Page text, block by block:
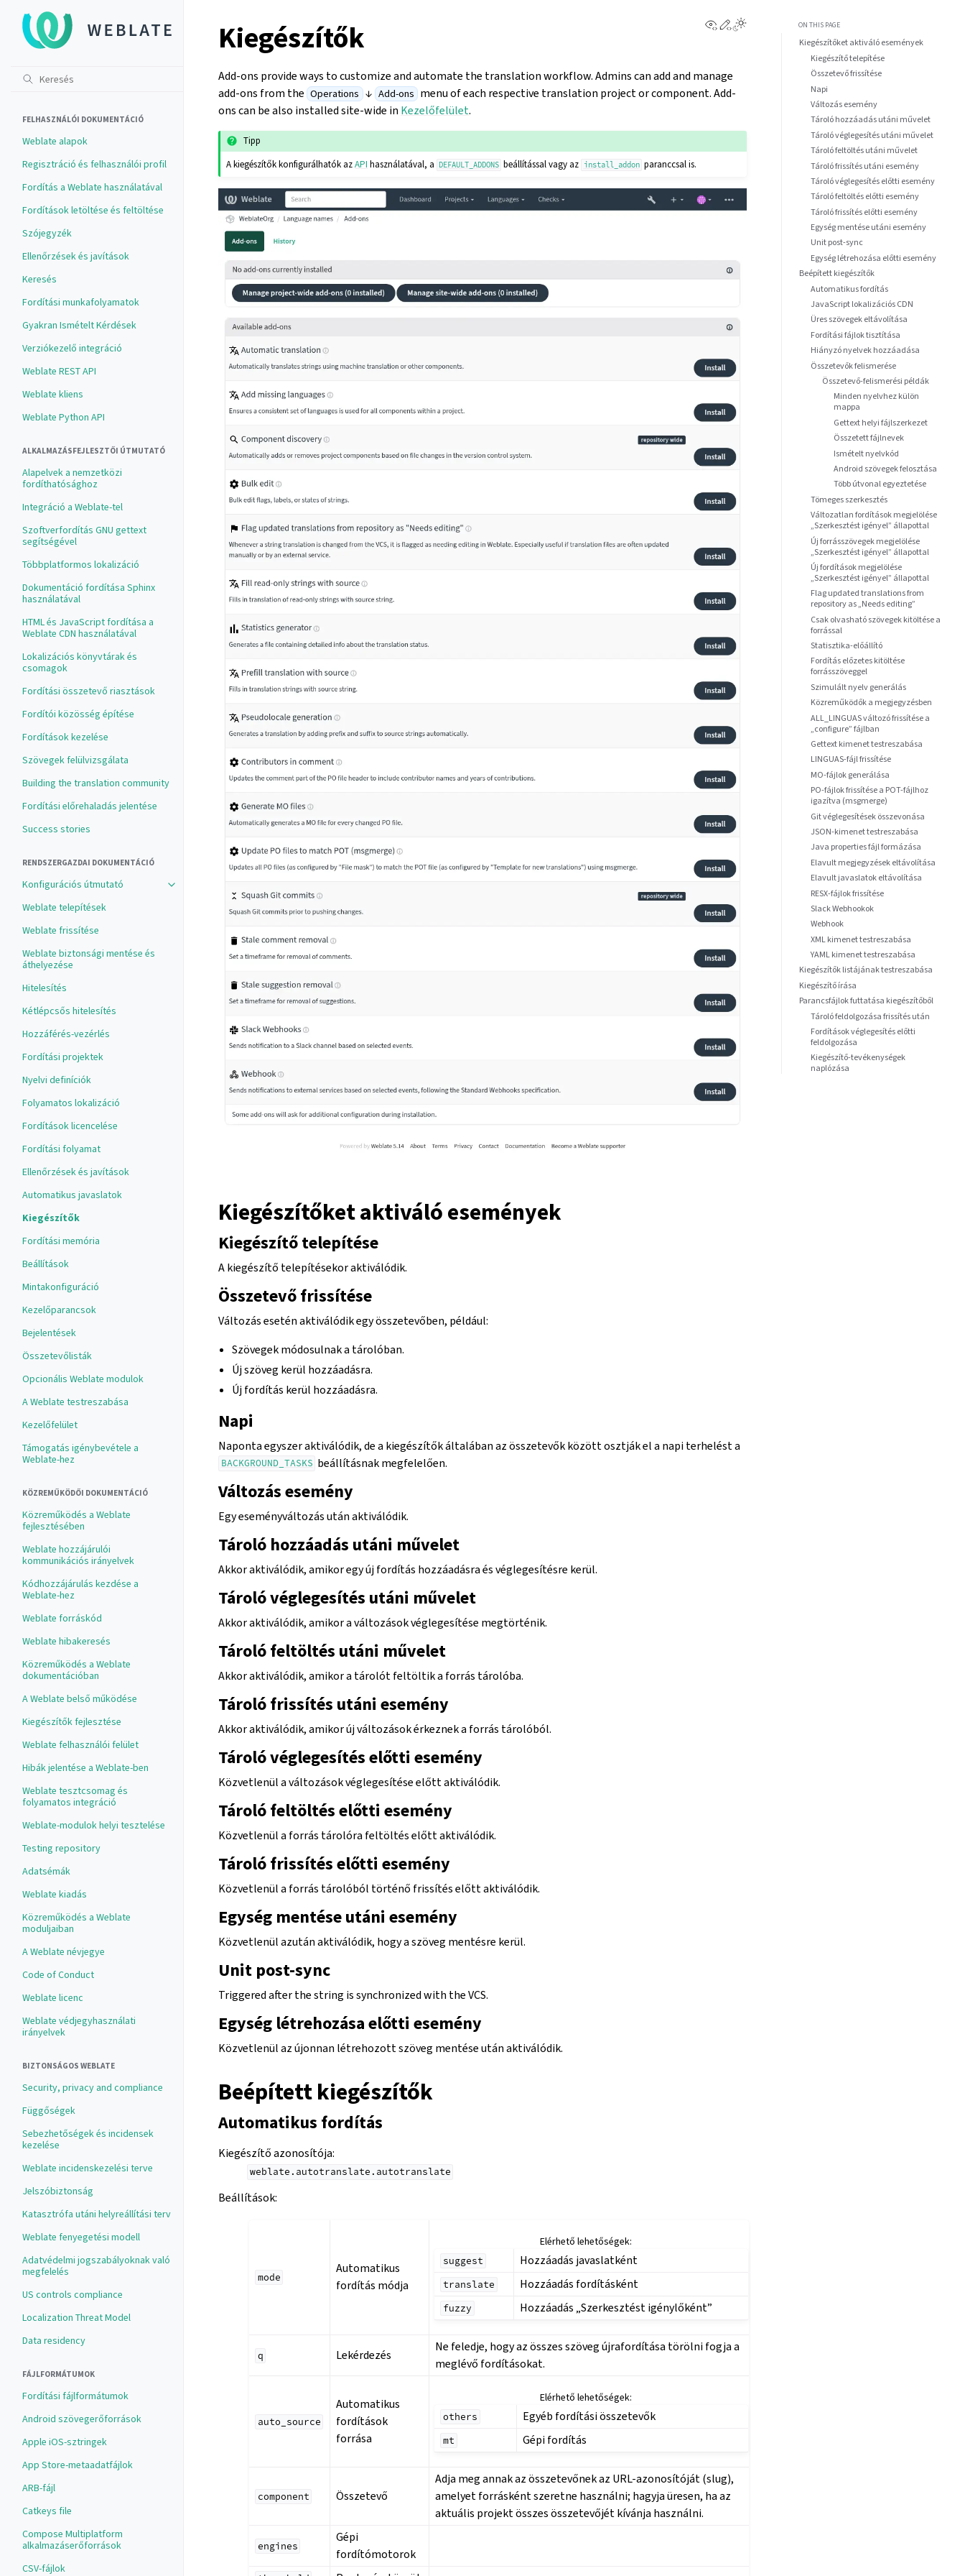
FELHASZNÁLÓI DOKUMENTÁCIÓ
Weblate alapok
Regisztráció és felhasználói profil
Fordítás a Weblate használatával
Fordítások letöltése és feltöltése
Szójegyzék
Ellenőrzések és javítások
Keresés
Fordítási munkafolyamatok
Gyakran Ismételt Kérdések
Verziókezelő integráció
Weblate REST API
Weblate kliens
Weblate Python API
ALKALMAZÁSFEJLESZTŐI ÚTMUTATÓ
Alapelvek a nemzetközi
fordíthatósághoz
Integráció a Weblate-tel
Szoftverfordítás GNU gettext
segítségével
Többplatformos lokalizáció
Dokumentáció fordítása Sphinx
használatával
HTML és JavaScript fordítása a
Weblate CDN használatával
Lokalizációs könyvtárak és
csomagok
Fordítási összetevő riasztások
Fordítói közösség építése
Fordítások kezelése
Szövegek felülvizsgálata
Building the translation community
Fordítási előrehaladás jelentése
Success stories
RENDSZERGAZDAI DOKUMENTÁCIÓ
Konfigurációs útmutató
Weblate telepítések
Weblate frissítése
Weblate biztonsági mentése és
áthelyezése
Hitelesítés
Kétlépcsős hitelesítés
Hozzáférés-vezérlés
Fordítási projektek
Nyelvi definíciók
Folyamatos lokalizáció
Fordítások licencelése
Fordítási folyamat
Ellenőrzések és javítások
Automatikus javaslatok
Kiegészítők
Fordítási memória
Beállítások
Mintakonfiguráció
Kezelőparancsok
Bejelentések
Összetevőlisták
Opcionális Weblate modulok
A Weblate testreszabása
Kezelőfelület
Támogatás igénybevétele a
Weblate-hez
KÖZREMŰKÖDŐI DOKUMENTÁCIÓ
Közreműködés a Weblate
fejlesztésében
Weblate hozzájárulói
kommunikációs irányelvek
Kódhozzájárulás kezdése a
Weblate-hez
Weblate forráskód
Weblate hibakeresés
Közreműködés a Weblate
dokumentációban
A Weblate belső működése
Kiegészítők fejlesztése
Weblate felhasználói felület
Hibák jelentése a Weblate-ben
Weblate tesztcsomag és
folyamatos integráció
Weblate-modulok helyi tesztelése
Testing repository
Adatsémák
Weblate kiadás
Közreműködés a Weblate
moduljaiban
A Weblate névjegye
Code of Conduct
Weblate licenc
Weblate védjegyhasználati
irányelvek
BIZTONSÁGOS WEBLATE
Security, privacy and compliance
Függőségek
Sebezhetőségek és incidensek
kezelése
Weblate incidenskezelési terve
Jelszóbiztonság
Katasztrófa utáni helyreállítási terv
Weblate fenyegetési modell
Adatvédelmi jogszabályoknak való
megfelelés
US controls compliance
Localization Threat Model
Data residency
FÁJLFORMÁTUMOK
Fordítási fájlformátumok
Android szövegerőforrások
Apple iOS-sztringek
App Store-metaadatfájlok
ARB-fájl
Catkeys file
Compose Multiplatform
alkalmazáserőforrások
CSV-fájlok
View this page
Edit this page
Kiegészítők
Add-ons provide ways to customize and automate the translation workflow. Admins can add and manage
add-ons from the Operations ↓ Add-ons menu of each respective translation project or component. Add-
ons can be also installed site-wide in Kezelőfelület.
Tipp
A kiegészítők konfigurálhatók azAPI használatával, a DEFAULT_ADDONS beállítással vagy az install_addon paranccsal is.
Kiegészítőket aktiváló események
Kiegészítő telepítése
A kiegészítő telepítésekor aktiválódik.
Összetevő frissítése
Változás esetén aktiválódik egy összetevőben, például:
Szövegek módosulnak a tárolóban.
Új szöveg kerül hozzáadásra.
Új fordítás kerül hozzáadásra.
Napi
Naponta egyszer aktiválódik, de a kiegészítők általában az összetevők között osztják el a napi terhelést a
BACKGROUND_TASKS beállításnak megfelelően.
Változás esemény
Egy eseményváltozás után aktiválódik.
Tároló hozzáadás utáni művelet
Akkor aktiválódik, amikor egy új fordítás hozzáadásra és véglegesítésre kerül.
Tároló véglegesítés utáni művelet
Akkor aktiválódik, amikor a változások véglegesítése megtörténik.
Tároló feltöltés utáni művelet
Akkor aktiválódik, amikor a tárolót feltöltik a forrás tárolóba.
Tároló frissítés utáni esemény
Akkor aktiválódik, amikor új változások érkeznek a forrás tárolóból.
Tároló véglegesítés előtti esemény
Közvetlenül a változások véglegesítése előtt aktiválódik.
Tároló feltöltés előtti esemény
Közvetlenül a forrás tárolóra feltöltés előtt aktiválódik.
Tároló frissítés előtti esemény
Közvetlenül a forrás tárolóból történő frissítés előtt aktiválódik.
Egység mentése utáni esemény
Közvetlenül azután aktiválódik, hogy a szöveg mentésre kerül.
Unit post-sync
Triggered after the string is synchronized with the VCS.
Egység létrehozása előtti esemény
Közvetlenül az újonnan létrehozott szöveg mentése után aktiválódik.
Beépített kiegészítők
Automatikus fordítás
Kiegészítő azonosítója:
weblate.autotranslate.autotranslate
Beállítások:
mode
Automatikus
fordítás módja
Elérhető lehetőségek:
suggest Hozzáadás javaslatként
translate Hozzáadás fordításként
fuzzy Hozzáadás „Szerkesztést igénylőként”
q Lekérdezés
Ne feledje, hogy az összes szöveg újrafordítása törölni fogja a
meglévő fordításokat.
auto_source
Automatikus
fordítások
forrása
Elérhető lehetőségek:
others Egyéb fordítási összetevők
mt Gépi fordítás
component Összetevő
Adja meg annak az összetevőnek az URL-azonosítóját (slug),
amelyet forrásként szeretne használni; hagyja üresen, ha az
aktuális projekt összes összetevőjét kívánja használni.
engines
Gépi
fordítómotorok
ON THIS PAGE
Kiegészítőket aktiváló események
Kiegészítő telepítése
Összetevő frissítése
Napi
Változás esemény
Tároló hozzáadás utáni művelet
Tároló véglegesítés utáni művelet
Tároló feltöltés utáni művelet
Tároló frissítés utáni esemény
Tároló véglegesítés előtti esemény
Tároló feltöltés előtti esemény
Tároló frissítés előtti esemény
Egység mentése utáni esemény
Unit post-sync
Egység létrehozása előtti esemény
Beépített kiegészítők
Automatikus fordítás
JavaScript lokalizációs CDN
Üres szövegek eltávolítása
Fordítási fájlok tisztítása
Hiányzó nyelvek hozzáadása
Összetevők felismerése
Összetevő-felismerési példák
Minden nyelvhez külön
mappa
Gettext helyi fájlszerkezet
Összetett fájlnevek
Ismételt nyelvkód
Android szövegek felosztása
Több útvonal egyeztetése
Tömeges szerkesztés
Változatlan fordítások megjelölése
„Szerkesztést igényel” állapottal
Új forrásszövegek megjelölése
„Szerkesztést igényel” állapottal
Új fordítások megjelölése
„Szerkesztést igényel” állapottal
Flag updated translations from
repository as „Needs editing”
Csak olvasható szövegek kitöltése a
forrással
Statisztika-előállító
Fordítás előzetes kitöltése
forrásszöveggel
Szimulált nyelv generálás
Közreműködők a megjegyzésben
ALL_LINGUAS változó frissítése a
„configure” fájlban
Gettext kimenet testreszabása
LINGUAS-fájl frissítése
MO-fájlok generálása
PO-fájlok frissítése a POT-fájlhoz
igazítva (msgmerge)
Git véglegesítések összevonása
JSON-kimenet testreszabása
Java properties fájl formázása
Elavult megjegyzések eltávolítása
Elavult javaslatok eltávolítása
RESX-fájlok frissítése
Slack Webhookok
Webhook
XML kimenet testreszabása
YAML kimenet testreszabása
Kiegészítők listájának testreszabása
Kiegészítő írása
Parancsfájlok futtatása kiegészítőből
Tároló feldolgozása frissítés után
Fordítások véglegesítés előtti
feldolgozása
Kiegészítő-tevékenységek
naplózása